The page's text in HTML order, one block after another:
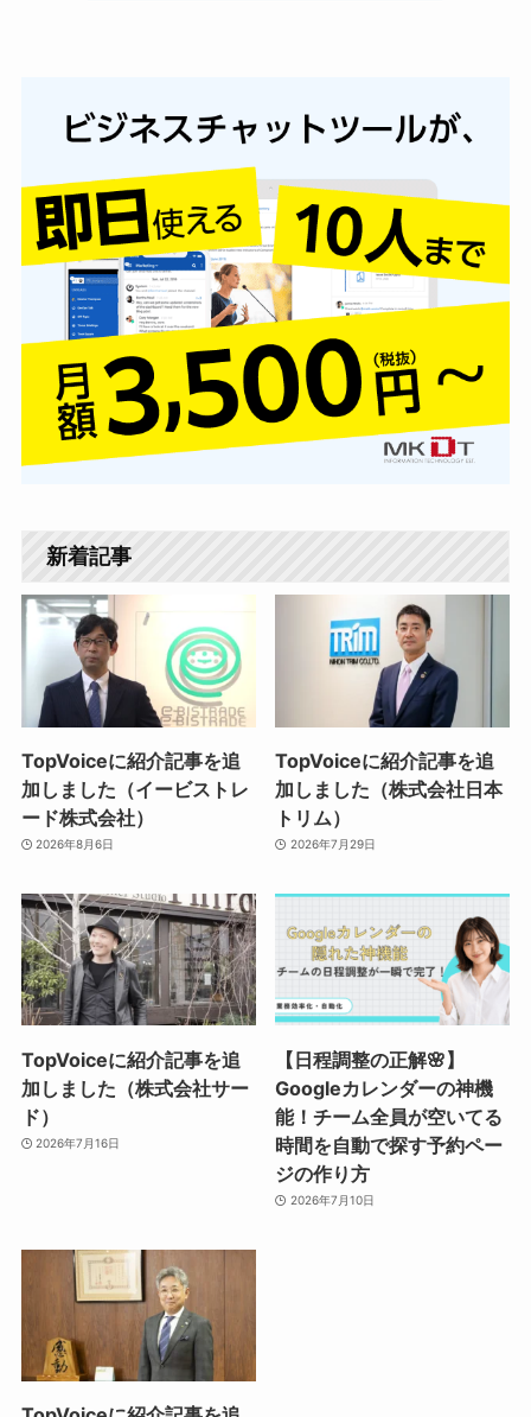
新着記事
TopVoiceに紹介記事を追
加しました（イービストレ
ード株式会社）
2026年8月6日
TopVoiceに紹介記事を追
加しました（株式会社日本
トリム）
2026年7月29日
TopVoiceに紹介記事を追
加しました（株式会社サー
ド）
2026年7月16日
【日程調整の正解🌸】
Googleカレンダーの神機
能！チーム全員が空いてる
時間を自動で探す予約ペー
ジの作り方
2026年7月10日